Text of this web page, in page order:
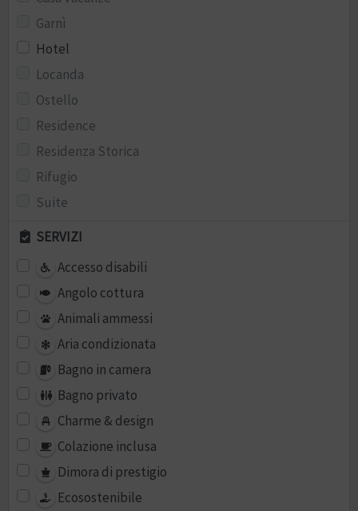
Garnì
Hotel
Locanda
Ostello
Residence
Residenza Storica
Rifugio
Suite
SERVIZI
Accesso disabili
Angolo cottura
Animali ammessi
Aria condizionata
Bagno in camera
Bagno privato
Charme & design
Colazione inclusa
Dimora di prestigio
Ecosostenibile